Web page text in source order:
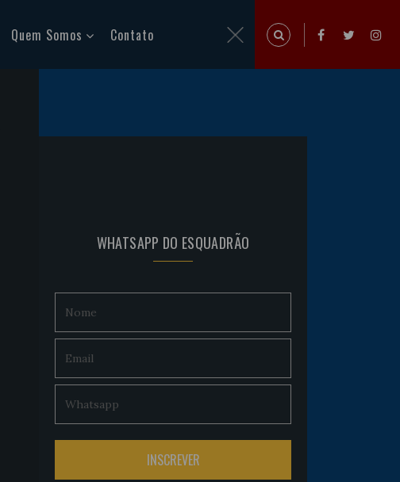
Quem Somos Contato
WHATSAPP DO ESQUADRÃO